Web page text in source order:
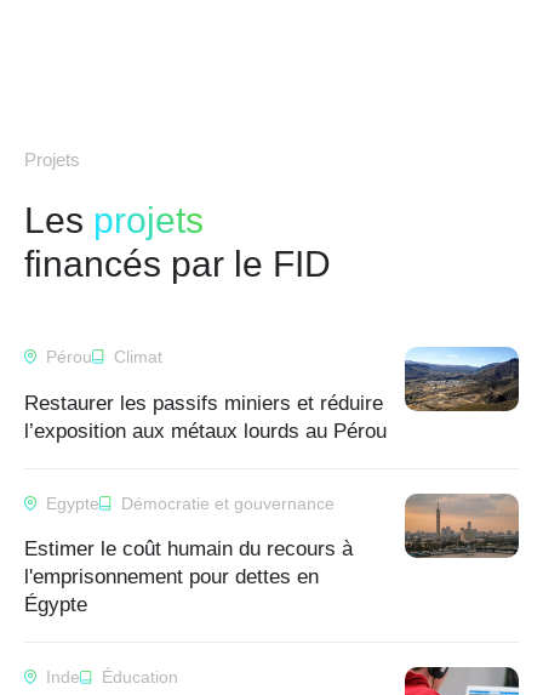
Projets
Les projets
financés par le FID
Pérou Climat
Restaurer les passifs miniers et réduire
l’exposition aux métaux lourds au Pérou
Egypte Démocratie et gouvernance
Estimer le coût humain du recours à
l'emprisonnement pour dettes en
Égypte
Inde Éducation